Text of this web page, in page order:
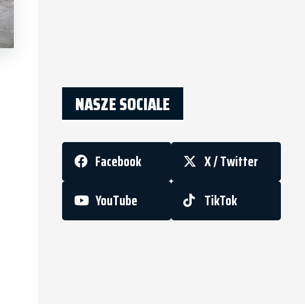
NASZE SOCIALE
Facebook
X / Twitter
YouTube
TikTok